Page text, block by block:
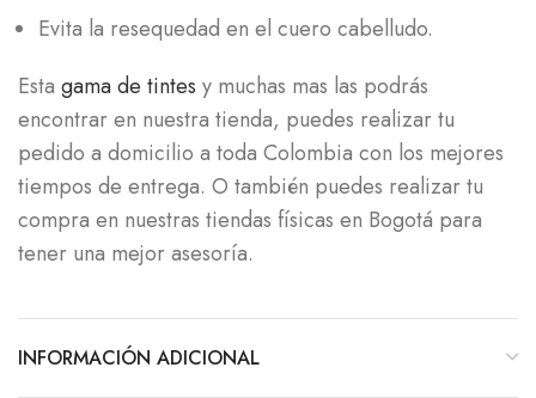
Evita la resequedad en el cuero cabelludo.
Esta gama de tintes y muchas mas las podrás
encontrar en nuestra tienda, puedes realizar tu
pedido a domicilio a toda Colombia con los mejores
tiempos de entrega. O también puedes realizar tu
compra en nuestras tiendas físicas en Bogotá para
tener una mejor asesoría.
INFORMACIÓN ADICIONAL